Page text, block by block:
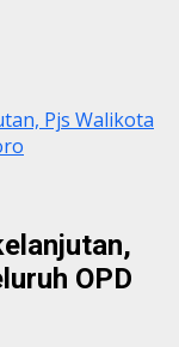
Pjs Walikota
OPD